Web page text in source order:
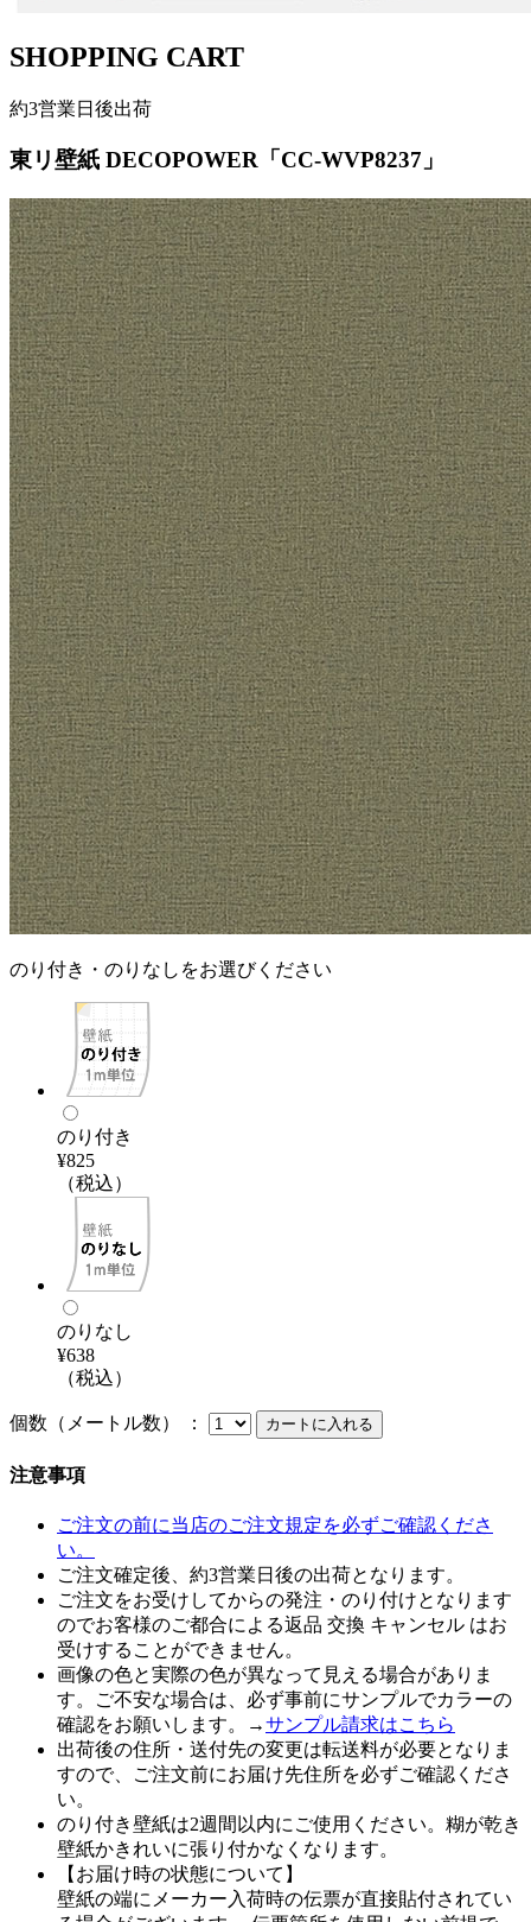
SHOPPING CART
約3営業日後出荷
東リ壁紙 DECOPOWER「CC-WVP8237」
のり付き・のりなしをお選びください
のり付き
¥825
（税込）
のりなし
¥638
（税込）
個数（メートル数） ：
注意事項
ご注文の前に当店のご注文規定を必ずご確認くださ
い。
ご注文確定後、約3営業日後の出荷となります。
ご注文をお受けしてからの発注・のり付けとなります
のでお客様のご都合による返品 交換 キャンセル はお
受けすることができません。
画像の色と実際の色が異なって見える場合がありま
す。ご不安な場合は、必ず事前にサンプルでカラーの
確認をお願いします。→サンプル請求はこちら
出荷後の住所・送付先の変更は転送料が必要となりま
すので、ご注文前にお届け先住所を必ずご確認くださ
い。
のり付き壁紙は2週間以内にご使用ください。糊が乾き
壁紙かきれいに張り付かなくなります。
【お届け時の状態について】
壁紙の端にメーカー入荷時の伝票が直接貼付されてい